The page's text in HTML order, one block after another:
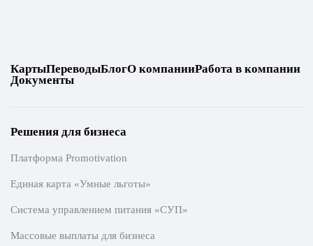
КартыПереводыБлогО компанииРабота в компании
Документы
Решения для бизнеса
Платформа Promotivation
Единая карта «Умные льготы»
Система управлением питания «СУП»
Массовые выплаты для бизнеса